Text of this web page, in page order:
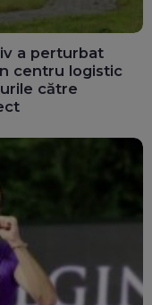
a perturbat
centru logistic
către